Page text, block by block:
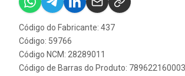
Código do Fabricante: 437
Código: 59766
Código NCM: 28289011
Código de Barras do Produto: